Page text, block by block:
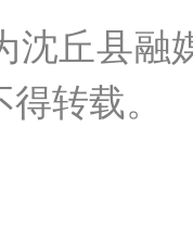
沈丘县
转载。